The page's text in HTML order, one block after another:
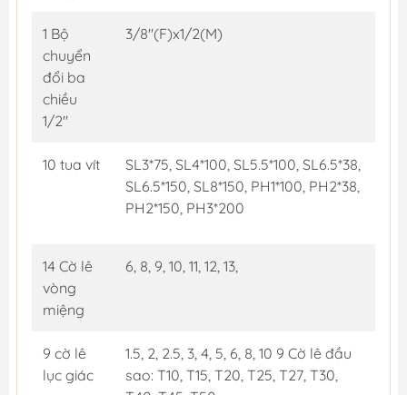
1 Bộ
chuyển
đổi ba
chiều
1/2"
3/8"(F)x1/2(M)
10 tua vít
SL3*75, SL4*100, SL5.5*100, SL6.5*38,
SL6.5*150, SL8*150, PH1*100, PH2*38,
PH2*150, PH3*200
14 Cờ lê
vòng
miệng
6, 8, 9, 10, 11, 12, 13,
9 cờ lê
lục giác
1.5, 2, 2.5, 3, 4, 5, 6, 8, 10 9 Cờ lê đầu
sao: T10, T15, T20, T25, T27, T30,